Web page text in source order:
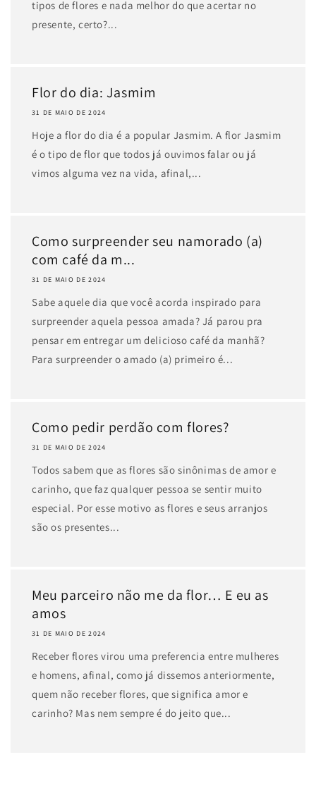
tipos de flores e nada melhor do que acertar no
presente, certo?...
Flor do dia: Jasmim
31 DE MAIO DE 2024
Hoje a flor do dia é a popular Jasmim. A flor Jasmim
é o tipo de flor que todos já ouvimos falar ou já
vimos alguma vez na vida, afinal,...
Como surpreender seu namorado (a)
com café da m...
31 DE MAIO DE 2024
Sabe aquele dia que você acorda inspirado para
surpreender aquela pessoa amada? Já parou pra
pensar em entregar um delicioso café da manhã?
Para surpreender o amado (a) primeiro é...
Como pedir perdão com flores?
31 DE MAIO DE 2024
Todos sabem que as flores são sinônimas de amor e
carinho, que faz qualquer pessoa se sentir muito
especial. Por esse motivo as flores e seus arranjos
são os presentes...
Meu parceiro não me da flor… E eu as
amos
31 DE MAIO DE 2024
Receber flores virou uma preferencia entre mulheres
e homens, afinal, como já dissemos anteriormente,
quem não receber flores, que significa amor e
carinho? Mas nem sempre é do jeito que...